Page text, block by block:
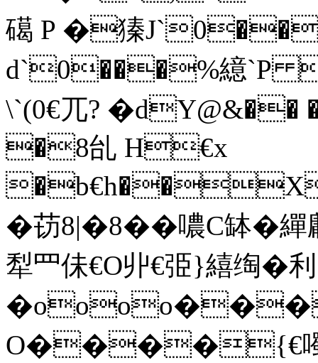
礍 P �獉
d`0���%繶` P 
\`(0 €兀? �
�8乨 H€x
�苆8|�8��噥C缽
犁罒佅€O丱€弫}繥绹�
�oooo����/
O����{€噣